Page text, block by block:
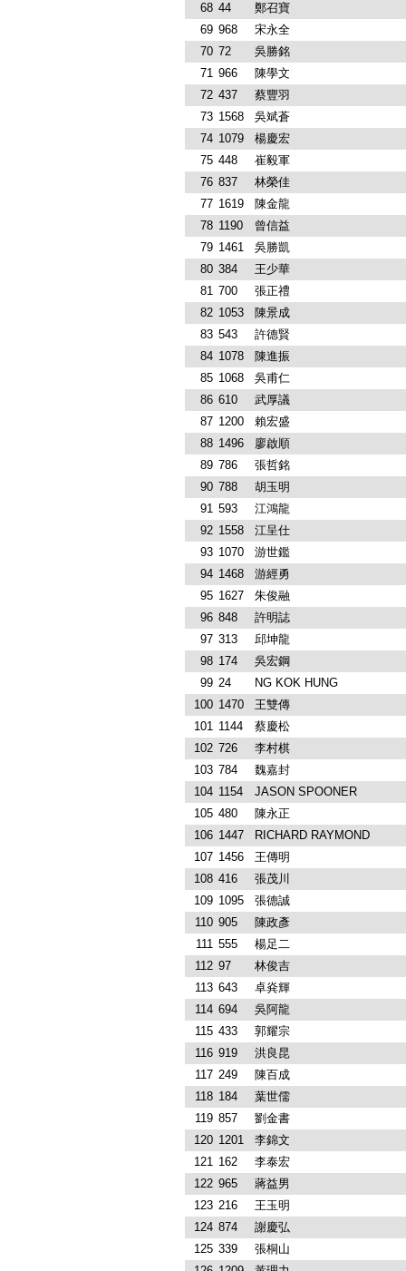
68 44
鄭召寶
69 968
宋永全
70 72
吳勝銘
71 966
陳學文
72 437
蔡豐羽
73 1568
吳斌蒼
74 1079
楊慶宏
75 448
崔毅軍
76 837
林榮佳
77 1619
陳金龍
78 1190
曾信益
79 1461
吳勝凱
80 384
王少華
81 700
張正禮
82 1053
陳景成
83 543
許德賢
84 1078
陳進振
85 1068
吳甫仁
86 610
武厚議
87 1200
賴宏盛
88 1496
廖啟順
89 786
張哲銘
90 788
胡玉明
91 593
江鴻龍
92 1558
江呈仕
93 1070
游世鑑
94 1468
游經勇
95 1627
朱俊融
96 848
許明誌
97 313
邱坤龍
98 174
吳宏鋼
99 24
NG KOK HUNG
100 1470
王雙傳
101 1144
蔡慶松
102 726
李村棋
103 784
魏嘉封
104 1154
JASON SPOONER
105 480
陳永正
106 1447
RICHARD RAYMOND
107 1456
王傳明
108 416
張茂川
109 1095
張德誠
110 905
陳政彥
111 555
楊足二
112 97
林俊吉
113 643
卓烡輝
114 694
吳阿龍
115 433
郭耀宗
116 919
洪良昆
117 249
陳百成
118 184
葉世儒
119 857
劉金書
120 1201
李錦文
121 162
李泰宏
122 965
蔣益男
123 216
王玉明
124 874
謝慶弘
125 339
張桐山